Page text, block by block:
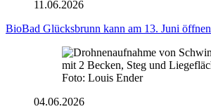
11.06.2026
BioBad Glücksbrunn kann am 13. Juni öffnen
Foto: Louis Ender
04.06.2026